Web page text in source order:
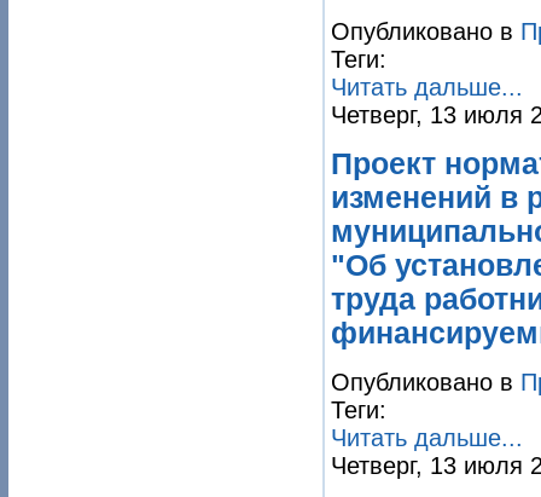
Опубликовано в
Теги:
Читать дальше...
Четверг, 13 июля
Проект
изменений в
"Об
труда
Опубликовано в
Теги:
Читать дальше...
Четверг, 13 июля